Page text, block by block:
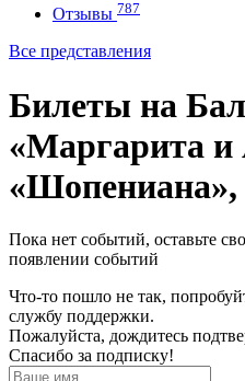
Отзывы 787
Все представления
Билеты на
«Маргарита
«Шопениана»,
Пока нет событий, оставьте
появлении событий
Что-то пошло не так,
службу поддержки.
Пожалуйста, дождитесь
Спасибо за подписку!